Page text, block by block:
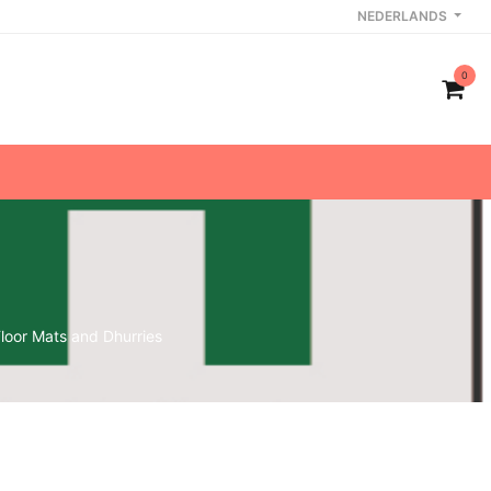
NEDERLANDS
0
Mats and Dhurries